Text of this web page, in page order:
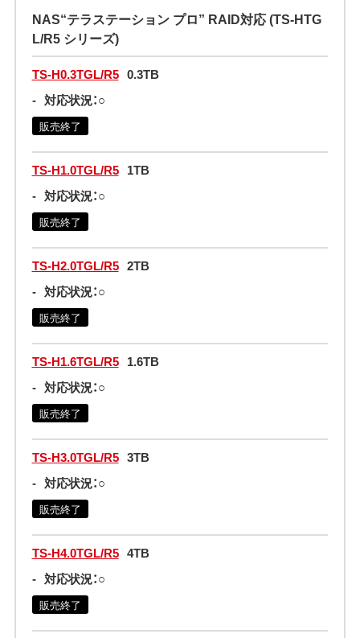
NAS“テラステーション プロ” RAID対応 (TS-HTG
L/R5 シリーズ)
TS-H0.3TGL/R5 0.3TB
- 対応状況：○
販売終了
TS-H1.0TGL/R5 1TB
- 対応状況：○
販売終了
TS-H2.0TGL/R5 2TB
- 対応状況：○
販売終了
TS-H1.6TGL/R5 1.6TB
- 対応状況：○
販売終了
TS-H3.0TGL/R5 3TB
- 対応状況：○
販売終了
TS-H4.0TGL/R5 4TB
- 対応状況：○
販売終了